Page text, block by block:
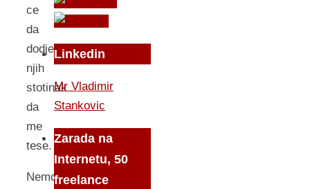
ce
da
dodje
njih
stotinak
da
me
tese.
Nemoj
Linkedin
Mr Vladimir
Stankovic
Zarada na
Internetu, 50
freelance